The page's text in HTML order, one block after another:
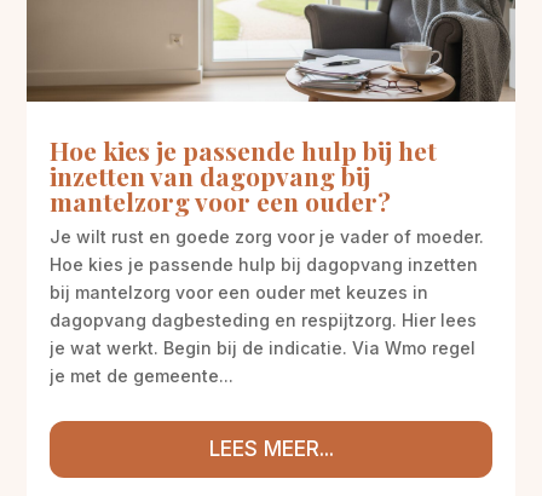
Hoe kies je passende hulp bij het
inzetten van dagopvang bij
mantelzorg voor een ouder?
Je wilt rust en goede zorg voor je vader of moeder.
Hoe kies je passende hulp bij dagopvang inzetten
bij mantelzorg voor een ouder met keuzes in
dagopvang dagbesteding en respijtzorg. Hier lees
je wat werkt. Begin bij de indicatie. Via Wmo regel
je met de gemeente...
LEES MEER...